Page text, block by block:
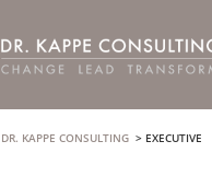
DR. KAPPE CONSULTING > EXECUTIVE